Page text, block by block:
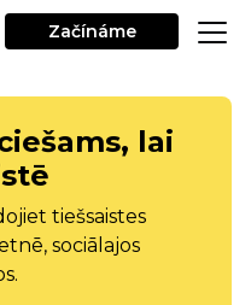
Začínáme
lai
tiešsaistes
sociālajos